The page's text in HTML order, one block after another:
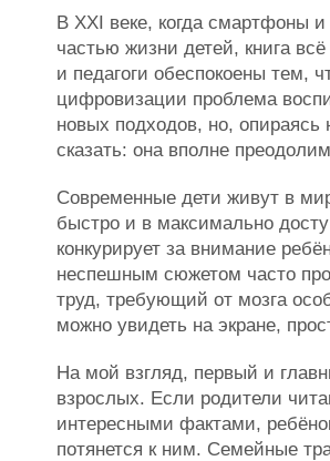
В XXI веке, когда смартфоны
частью жизни детей, книга
и педагоги обеспокоены тем,
цифровизации проблема
новых подходов, но, опираясь
сказать: она вполне
Современные дети живут в
быстро и в максимально
конкурирует за внимание
неспешным сюжетом часто
труд, требующий от мозга
можно увидеть на экране,
На мой взгляд, первый и
взрослых. Если родители
интересными фактами,
потянется к ним. Семейные